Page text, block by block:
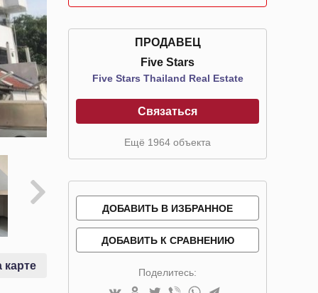
карте
ПРОДАВЕЦ
Five Stars
Five Stars Thailand Real Estate
Связаться
Ещё 1964 объекта
ДОБАВИТЬ В ИЗБРАННОЕ
ДОБАВИТЬ К СРАВНЕНИЮ
Поделитесь: